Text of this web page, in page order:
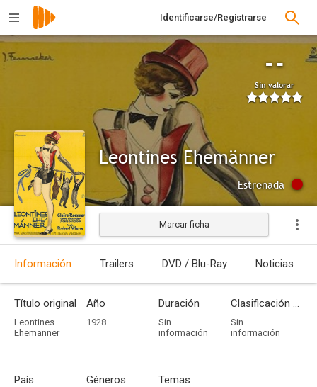
Identificarse/Registrarse
--
Sin valorar
Leontines Ehemänner
Estrenada
Marcar ficha
Información Trailers DVD / Blu-Ray Noticias
Título original
Leontines
Ehemänner
Año
1928
Duración
Sin
información
Clasificación por edades
Sin
información
País Géneros Temas